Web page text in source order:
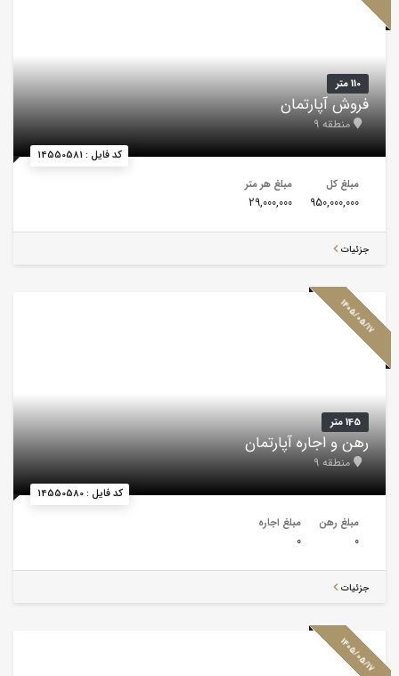
کد فایل : 14550581
110 متر
فروش آپارتمان
منطقه 9
مبلغ کل
950,000,000
مبلغ هر متر
29,000,000
جزئیات
1405/05/17
کد فایل : 14550580
145 متر
رهن و اجاره آپارتمان
منطقه 9
مبلغ رهن
0
مبلغ اجاره
0
جزئیات
1405/05/17